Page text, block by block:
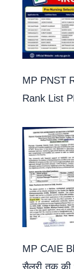
MP PNST
Rank List
MP CAIE
सैलरी तक